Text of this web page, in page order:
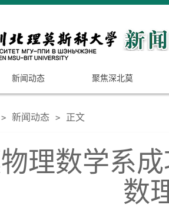
新闻动态 聚焦深北莫
> 新闻动态 > 正文
理数学系
数